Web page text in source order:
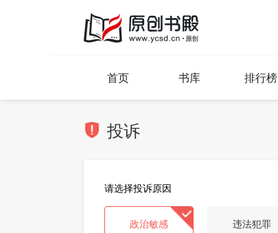
首页 书库 排行榜
投诉
请选择投诉原因
政治敏感 违法犯罪